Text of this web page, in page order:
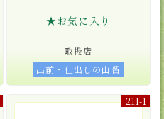
★お気に入り
取扱店
出前・仕出しの山留
211-1